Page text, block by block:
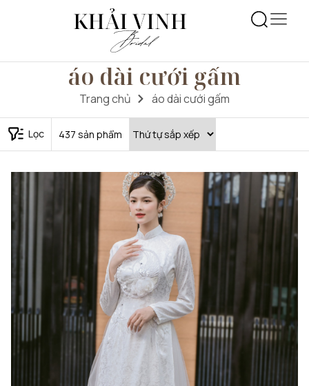
áo dài cưới gấm
Trang chủ áo dài cưới gấm
Lọc 437 sản phẩm